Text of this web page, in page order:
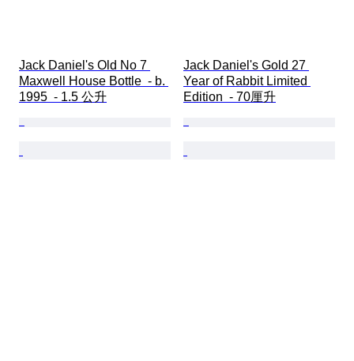
Jack Daniel's Old No 7
Maxwell House Bottle  - b.
1995  - 1.5 公升
Jack Daniel's Gold 27
Year of Rabbit Limited
Edition  - 70厘升